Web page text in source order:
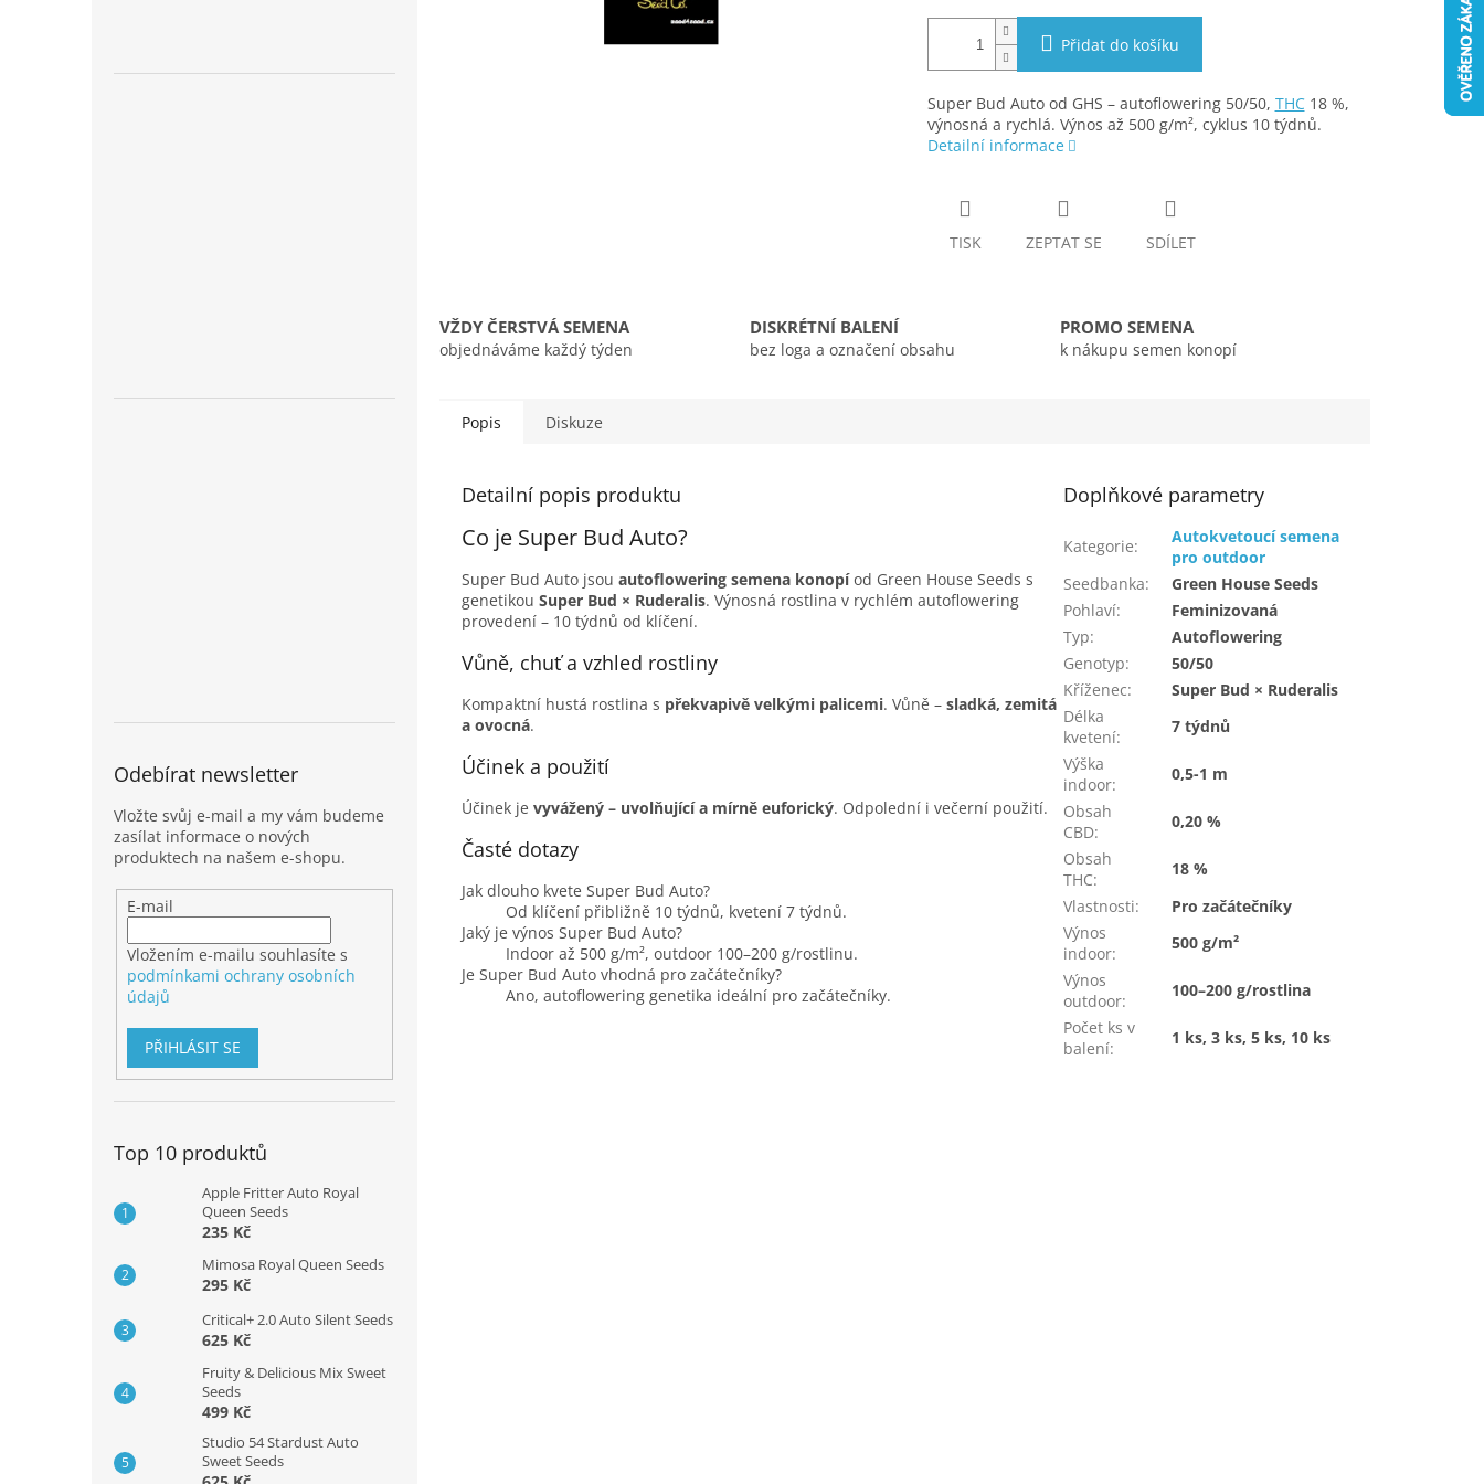
Odebírat newsletter
Vložte svůj e-mail a my vám budeme
zasílat informace o nových
produktech na našem e-shopu.
E-mail
Vložením e-mailu souhlasíte s
podmínkami ochrany osobních
údajů
PŘIHLÁSIT SE
Top 10 produktů
Apple Fritter Auto Royal
Queen Seeds
235 Kč
Mimosa Royal Queen Seeds
295 Kč
Critical+ 2.0 Auto Silent Seeds
625 Kč
Fruity & Delicious Mix Sweet
Seeds
499 Kč
Studio 54 Stardust Auto
Sweet Seeds
Přidat do košíku
Super Bud Auto od GHS – autoflowering 50/50, THC18 %,
výnosná a rychlá. Výnos až 500 g/m², cyklus 10 týdnů.
Detailní informace
TISK ZEPTAT SE SDÍLET
VŽDY ČERSTVÁ SEMENA
objednáváme každý týden
DISKRÉTNÍ BALENÍ
bez loga a označení obsahu
PROMO SEMENA
k nákupu semen konopí
Popis Diskuze
Detailní popis produktu
Co je Super Bud Auto?
Super Bud Auto jsou autoflowering semena konopíod Green House Seeds s
genetikou Super Bud × Ruderalis. Výnosná rostlina v rychlém autoflowering
provedení – 10 týdnů od klíčení.
Vůně, chuť a vzhled rostliny
Kompaktní hustá rostlina s překvapivě velkými palicemi. Vůně – sladká, zemitá
a ovocná.
Účinek a použití
Účinek je vyvážený – uvolňující a mírně euforický. Odpolední i večerní použití.
Časté dotazy
Jak dlouho kvete Super Bud Auto?
Od klíčení přibližně 10 týdnů, kvetení 7 týdnů.
Jaký je výnos Super Bud Auto?
Indoor až 500 g/m², outdoor 100–200 g/rostlinu.
Je Super Bud Auto vhodná pro začátečníky?
Ano, autoflowering genetika ideální pro začátečníky.
Doplňkové parametry
Kategorie:
Autokvetoucí semena
pro outdoor
Seedbanka:
Green House Seeds
Pohlaví:
Feminizovaná
Typ:
Autoflowering
Genotyp:
50/50
Kříženec:
Super Bud × Ruderalis
Délka
kvetení:
7 týdnů
Výška
indoor:
0,5-1 m
Obsah
CBD:
0,20 %
Obsah
THC:
18 %
Vlastnosti:
Pro začátečníky
Výnos
indoor:
500 g/m²
Výnos
outdoor:
100–200 g/rostlina
Počet ks v
balení:
1 ks, 3 ks, 5 ks, 10 ks